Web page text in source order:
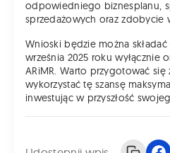
odpowiedniego biznesplanu,
sprzedażowych oraz zdobycie
Wnioski będzie można
września 2025 roku wyłącznie
ARiMR. Warto przygotować
wykorzystać tę szansę
inwestując w przyszłość